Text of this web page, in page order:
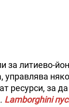
за литиево-
управлява
ресурси, за
Lamborghini